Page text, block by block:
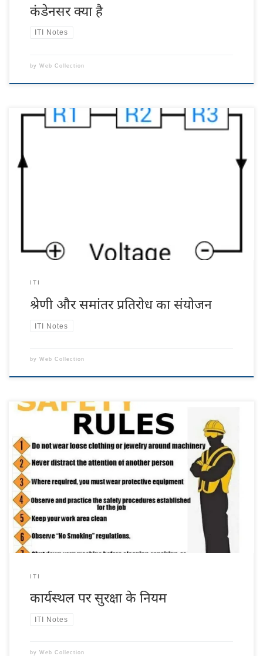
कंडेनसर क्या है
ITI Notes
by Web Collection
श्रेणी और समांतर प्रतिरोध का संयोजन प्रतिरोधों का संयोजन प्रतिरोधों के श्रेणीक्रम
ITI
श्रेणी और समांतर प्रतिरोध का संयोजन
ITI Notes
by Web Collection
Safety rules at workplace औद्योगिक मनोविज्ञान में ‘दुर्घटना’ शब्द का उपयोग
विशेष अर्थों में किया जाता है। कार्यस्थल दुर्घटनाएँ या ‘औद्योगिक दुर्घटनाएं’ सिर्फ वे
होती हो जो कार्य परिस्थिति तथा कार्य संपादन प्रणालियों में कतिपय हुई त्रुटियों के
कारण घटित होती है। दुर्घटना शब्द को परिभाषा में बांधना कठिन कार्य है, फिर […]
ITI
कार्यस्थल पर सुरक्षा के नियम
ITI Notes
by Web Collection